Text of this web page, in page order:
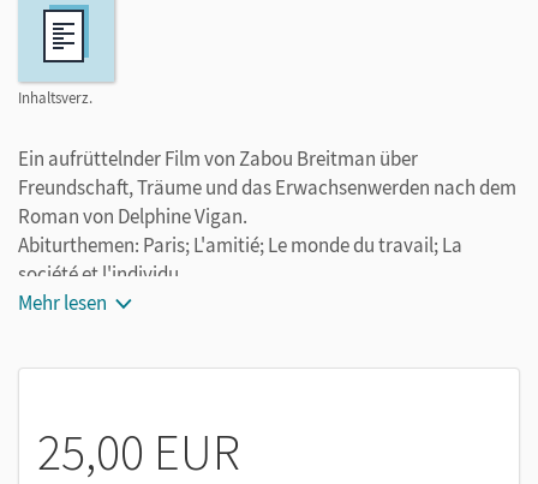
Inhaltsverz.
Ein aufrüttelnder Film von Zabou Breitman über
Freundschaft, Träume und das Erwachsenwerden nach dem
Roman von Delphine Vigan.
Abiturthemen: Paris; L'amitié; Le monde du travail; La
société et l'individu.
Mehr lesen
25,00 EUR